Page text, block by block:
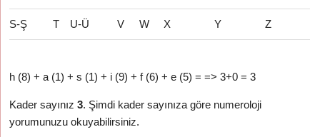
S-Ş T U-Ü V W X Y Z
h (8) + a (1) + s (1) + i (9) + f (6) + e (5) = => 3+0 = 3
Kader sayınız3. Şimdi kader sayınıza göre numeroloji
yorumunuzu okuyabilirsiniz.